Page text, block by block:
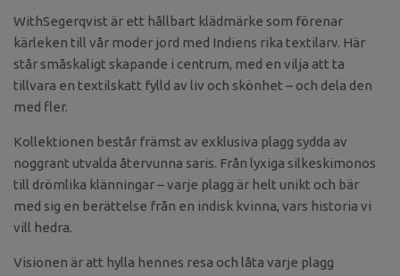
WithSegerqvist är ett hållbart klädmärke som förenar
kärleken till vår moder jord med Indiens rika textilarv. Här
står småskaligt skapande i centrum, med en vilja att ta
tillvara en textilskatt fylld av liv och skönhet – och dela den
med fler.
Kollektionen består främst av exklusiva plagg sydda av
noggrant utvalda återvunna saris. Från lyxiga silkeskimonos
till drömlika klänningar – varje plagg är helt unikt och bär
med sig en berättelse från en indisk kvinna, vars historia vi
vill hedra.
Visionen är att hylla hennes resa och låta varje plagg